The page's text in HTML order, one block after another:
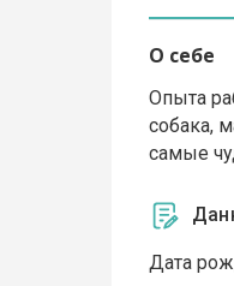
О себе
Опыта
собака,
самые
Дата